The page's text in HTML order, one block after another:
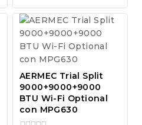
AERMEC Trial Split
9000+9000+9000
BTU Wi-Fi Optional
con MPG630